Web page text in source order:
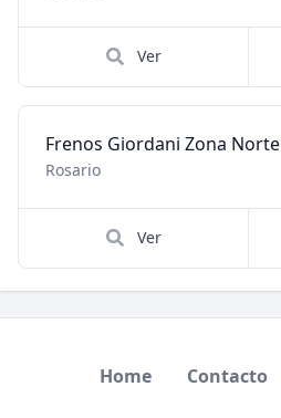
Ver
Frenos Giordani Zona Norte
Rosario
Ver
Home Contacto